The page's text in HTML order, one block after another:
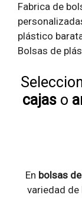
Fabrica de
plástico
Bolsas de
cajaso
En bolsas
variedad de